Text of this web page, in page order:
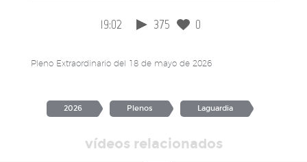
19:02 375 0
Pleno Extraordinario del 18 de mayo de 2026
2026 Plenos Laguardia
vídeos relacionados